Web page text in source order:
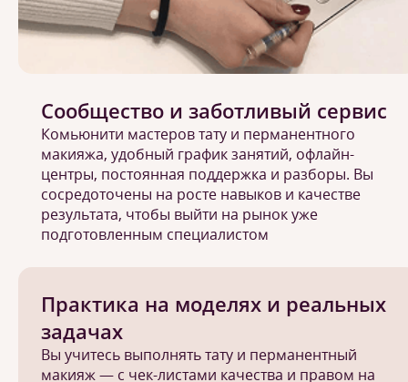
Практика на моделях и реальных
задачах
Вы учитесь выполнять тату и перманентный
макияж — с чек-листами качества и правом на
Сообщество и заботливый сервис
Комьюнити мастеров тату и перманентного
макияжа, удобный график занятий, офлайн-
центры, постоянная поддержка и разборы. Вы
сосредоточены на росте навыков и качестве
результата, чтобы выйти на рынок уже
подготовленным специалистом